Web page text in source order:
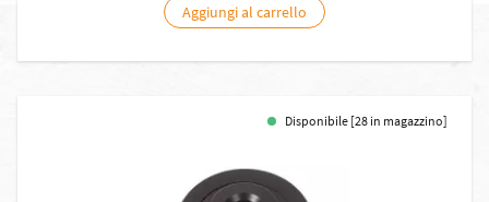
Aggiungi al carrello
Disponibile [28 in magazzino]